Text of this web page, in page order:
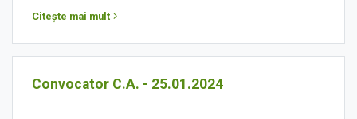
următoarea:
Citește mai mult
Convocator C.A. - 25.01.2024